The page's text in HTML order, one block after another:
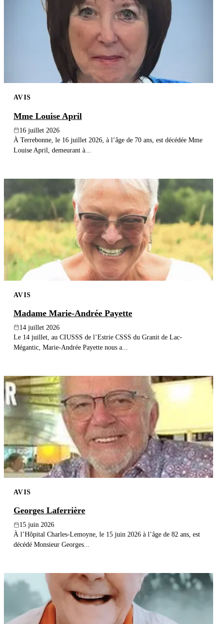
AVIS
Mme Louise April
16 juillet 2026
À Terrebonne, le 16 juillet 2026, à l’âge de 70 ans, est décédée Mme
Louise April, demeurant à...
AVIS
Madame Marie-Andrée Payette
14 juillet 2026
Le 14 juillet, au CIUSSS de l’Estrie CSSS du Granit de Lac-
Mégantic, Marie-Andrée Payette nous a...
AVIS
Georges Laferrière
15 juin 2026
À l’Hôpital Charles-Lemoyne, le 15 juin 2026 à l’âge de 82 ans, est
décédé Monsieur Georges...